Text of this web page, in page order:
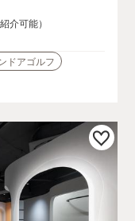
介可能）
ドアゴルフ